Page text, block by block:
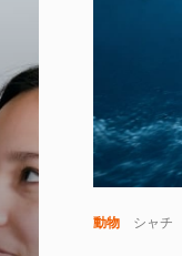
動物 シャチ